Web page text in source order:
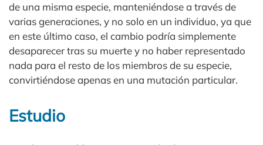
de una misma especie, manteniéndose a través de
varias generaciones, y no solo en un individuo, ya que
en este último caso, el cambio podría simplemente
desaparecer tras su muerte y no haber representado
nada para el resto de los miembros de su especie,
convirtiéndose apenas en una mutación particular.
Estudio